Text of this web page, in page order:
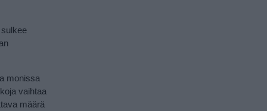
monissa
vaihtaa
määrä